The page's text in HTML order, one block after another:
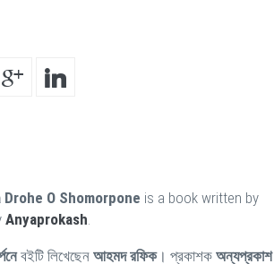
O Shomorpone is a book written by
Anyaprokash.
বইটি লিখেছেন আহমদ রফিক। প্রকাশক অন্যপ্রকাশ